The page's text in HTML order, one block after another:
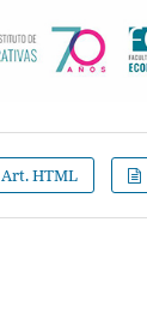
Art. HTML